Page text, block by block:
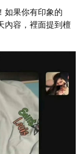
如果你有印象的
內容，裡面提到檀